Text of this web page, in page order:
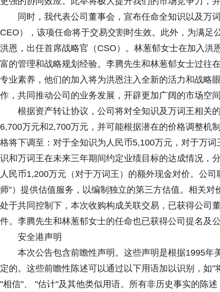
同时，我代表公司董事会，宣布任命全知识以及万
CEO），该项任命将于交易交割时生效。此外，为满
洪恩，出任首席战略官（CSO）。林葱郁女士在加入
富的管理和战略规划经验。李腾先生和林葱郁女士过往
专业素养，他们的加入将为洪恩注入全新的活力和战略
作，共同推动公司的业务发展，开辟更加广阔的市场空
根据资产转让协议，公司将对全知识及万词王相关
6,700万元和2,700万元，并可能根据潜在的价格调整机
格将下调至：对于全知识为人民币5,100万元，对于万
识和万词王在未来三年期间约定业绩目标的达成情况，
人民币1,200万元（对于万词王）的额外现金对价。公
师”）提供估值服务，以编制独立的第三方估值。相关
处于共同控制下，本次收购构成关联交易，已获得公司
件。李腾先生和林葱郁女士的任命也已获得公司提名及
安全港声明
本次公告包含前瞻性声明。这些声明是根据1995
定的。这些前瞻性陈述可以通过以下用语加以识别，如
"相信"、 "估计"及其他类似用语。所有非历史事实的陈